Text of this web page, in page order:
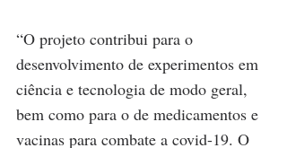
“O projeto contribui para o
desenvolvimento de experimentos em
ciência e tecnologia de modo geral,
bem como para o de medicamentos e
vacinas para combate a covid-19. O